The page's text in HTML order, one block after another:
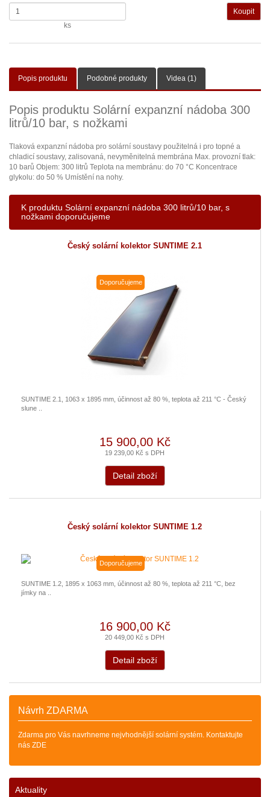
ks
Popis produktu Podobné produkty Videa (1)
Popis produktu Solární expanzní nádoba 300
litrů/10 bar, s nožkami
Tlaková expanzní nádoba pro solární soustavy použitelná i pro topné a
chladicí soustavy, zalisovaná, nevyměnitelná membrána Max. provozní tlak:
10 barů Objem: 300 litrů Teplota na membránu: do 70 °C Koncentrace
glykolu: do 50 % Umístění na nohy.
K produktu Solární expanzní nádoba 300 litrů/10 bar, s
nožkami doporučujeme
Český solární kolektor SUNTIME 2.1
Doporučujeme
SUNTIME 2.1, 1063 x 1895 mm, účinnost až 80 %, teplota až 211 °C - Český
slune ..
15 900,00 Kč
19 239,00 Kč s DPH
Detail zboží
Český solární kolektor SUNTIME 1.2
Doporučujeme
SUNTIME 1.2, 1895 x 1063 mm, účinnost až 80 %, teplota až 211 °C, bez
jímky na ..
16 900,00 Kč
20 449,00 Kč s DPH
Detail zboží
Návrh ZDARMA
Zdarma pro Vás navrhneme nejvhodnější solární systém. Kontaktujte
nás ZDE
Aktuality